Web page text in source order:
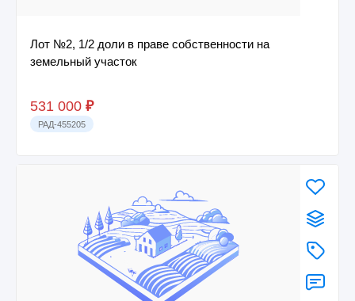
Лот №2, 1/2 доли в праве собственности на
земельный участок
531 000 ₽
РАД-455205